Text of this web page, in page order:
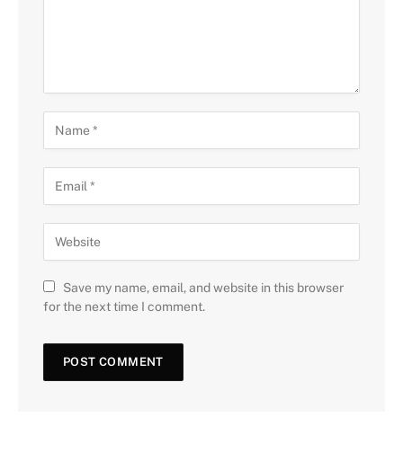
Save my name, email, and website in this browser
for the next time I comment.